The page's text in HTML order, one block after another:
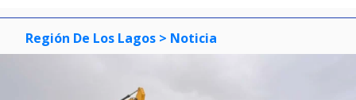
Región De Los Lagos > Noticia